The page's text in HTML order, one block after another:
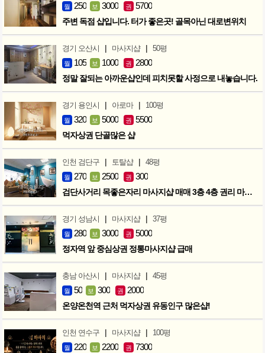
월 250 보 3000 권 5700
주변 독점 샵입니다. 터가 좋은곳! 골목아닌 대로변위치
경기 오산시 | 마사지샵 | 50평
월 105 보 1000 권 2800
정말 잘되는 아까운샵인데 피치못할 사정으로 내놓습니다.
경기 용인시 | 아로마 | 100평
월 320 보 5000 권 5500
먹자상권 단골많은 샵
인천 검단구 | 토탈샵 | 48평
월 270 보 2500 권 300
검단사거리 목좋은자리 마사지샵 매매 3층 4층 권리 마지막인하 300만
경기 성남시 | 마사지샵 | 37평
월 280 보 3000 권 5000
정자역 앞 중심상권 정통마사지샵 급매
충남 아산시 | 마사지샵 | 45평
월 50 보 300 권 2000
온양온천역 근처 먹자상권 유동인구 많은샵!
인천 연수구 | 마사지샵 | 100평
월 220 보 2200 권 7300